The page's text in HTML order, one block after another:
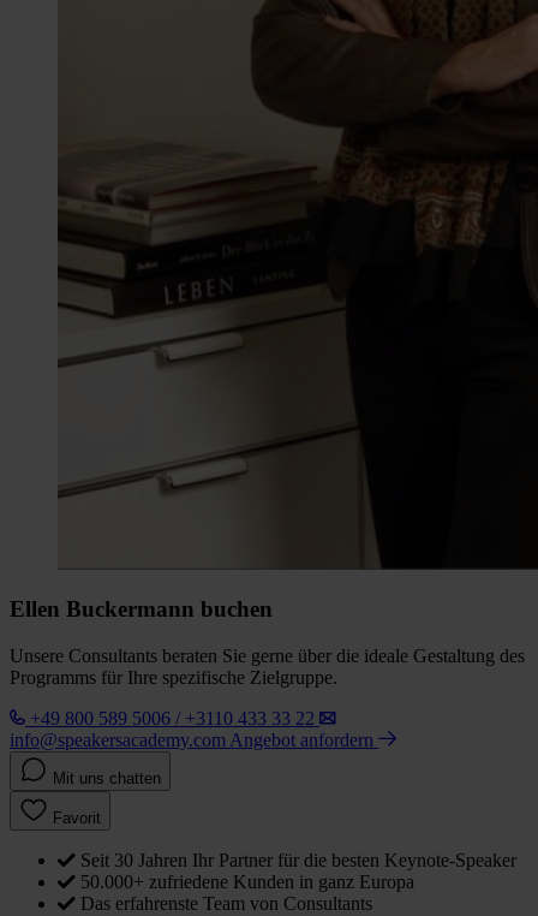
Ellen Buckermann buchen
Unsere Consultants beraten Sie gerne über die ideale Gestaltung des
Programms für Ihre spezifische Zielgruppe.
+49 800 589 5006 / +3110 433 33 22
info@speakersacademy.com Angebot anfordern
Mit uns chatten
Favorit
Seit 30 Jahren Ihr Partner für die besten Keynote-Speaker
50.000+ zufriedene Kunden in ganz Europa
Das erfahrenste Team von Consultants